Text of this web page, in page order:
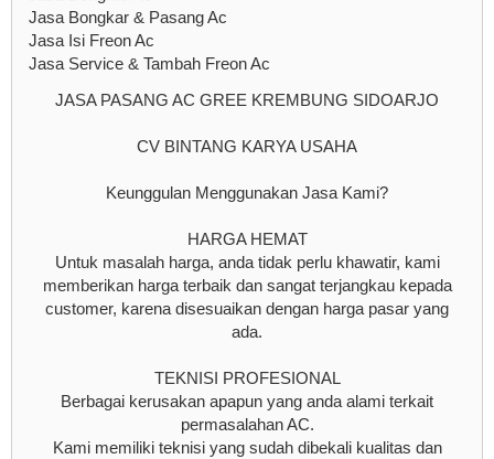
Jasa Bongkar & Pasang Ac
Jasa Isi Freon Ac
Jasa Service & Tambah Freon Ac
JASA PASANG AC GREE KREMBUNG SIDOARJO
CV BINTANG KARYA USAHA
Keunggulan Menggunakan Jasa Kami?
HARGA HEMAT
Untuk masalah harga, anda tidak perlu khawatir, kami
memberikan harga terbaik dan sangat terjangkau kepada
customer, karena disesuaikan dengan harga pasar yang
ada.
TEKNISI PROFESIONAL
Berbagai kerusakan apapun yang anda alami terkait
permasalahan AC.
Kami memiliki teknisi yang sudah dibekali kualitas dan